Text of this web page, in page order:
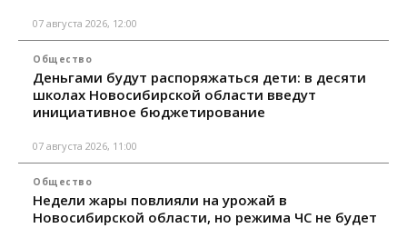
07 августа 2026, 12:00
Общество
Деньгами будут распоряжаться дети: в десяти
школах Новосибирской области введут
инициативное бюджетирование
07 августа 2026, 11:00
Общество
Недели жары повлияли на урожай в
Новосибирской области, но режима ЧС не будет